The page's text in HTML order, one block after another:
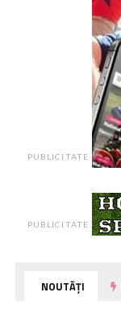
PUBLICITATE
PUBLICITATE
NOUTĂȚI